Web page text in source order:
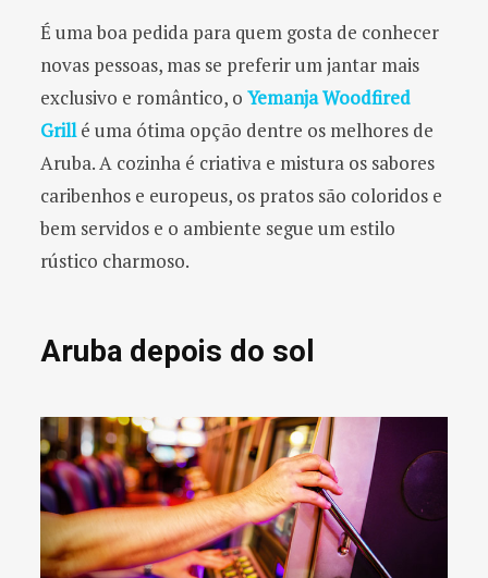
É uma boa pedida para quem gosta de conhecer
novas pessoas, mas se preferir um jantar mais
exclusivo e romântico, o Yemanja Woodfired
Grillé uma ótima opção dentre os melhores de
Aruba. A cozinha é criativa e mistura os sabores
caribenhos e europeus, os pratos são coloridos e
bem servidos e o ambiente segue um estilo
rústico charmoso.
Aruba depois do sol